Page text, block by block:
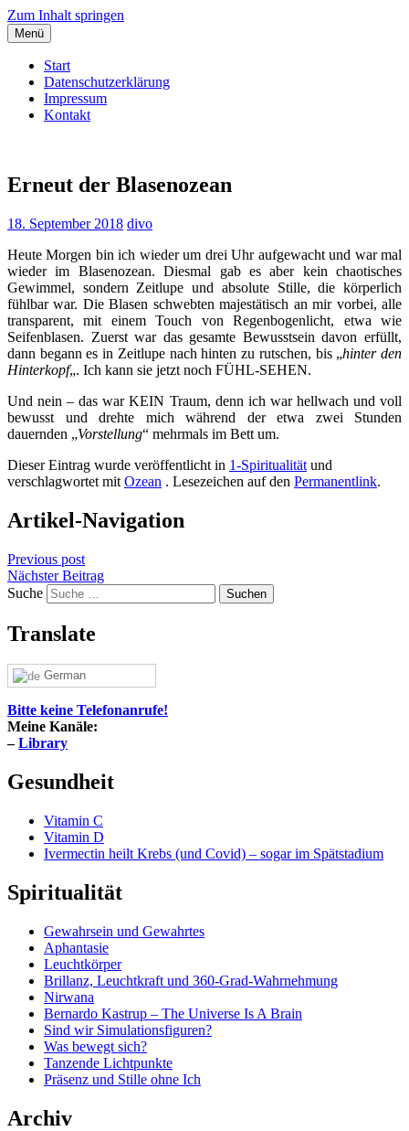
Zum Inhalt springen
Menü
Start
Datenschutzerklärung
Impressum
Kontakt
Dieter Vollmuth
Dem Leben lauschen…
Erneut der Blasenozean
18. September 2018 divo
Heute Morgen bin ich wieder um drei Uhr aufgewacht und war mal
wieder im Blasenozean. Diesmal gab es aber kein chaotisches
Gewimmel, sondern Zeitlupe und absolute Stille, die körperlich
fühlbar war. Die Blasen schwebten majestätisch an mir vorbei, alle
transparent, mit einem Touch von Regenbogenlicht, etwa wie
Seifenblasen. Zuerst war das gesamte Bewusstsein davon erfüllt,
dann begann es in Zeitlupe nach hinten zu rutschen, bis „hinter den
Hinterkopf„. Ich kann sie jetzt noch FÜHL-SEHEN.
Und nein – das war KEIN Traum, denn ich war hellwach und voll
bewusst und drehte mich während der etwa zwei Stunden
dauernden „Vorstellung“ mehrmals im Bett um.
Dieser Eintrag wurde veröffentlicht in 1-Spiritualität und
verschlagwortet mit Ozean . Lesezeichen auf den Permanentlink.
Artikel-Navigation
Previous post
Nächster Beitrag
Suche
Translate
German
Bitte keine Telefonanrufe!
Meine Kanäle:
–Library
Gesundheit
Vitamin C
Vitamin D
Ivermectin heilt Krebs (und Covid) – sogar im Spätstadium
Spiritualität
Gewahrsein und Gewahrtes
Aphantasie
Leuchtkörper
Brillanz, Leuchtkraft und 360-Grad-Wahrnehmung
Nirwana
Bernardo Kastrup – The Universe Is A Brain
Sind wir Simulationsfiguren?
Was bewegt sich?
Tanzende Lichtpunkte
Präsenz und Stille ohne Ich
Archiv